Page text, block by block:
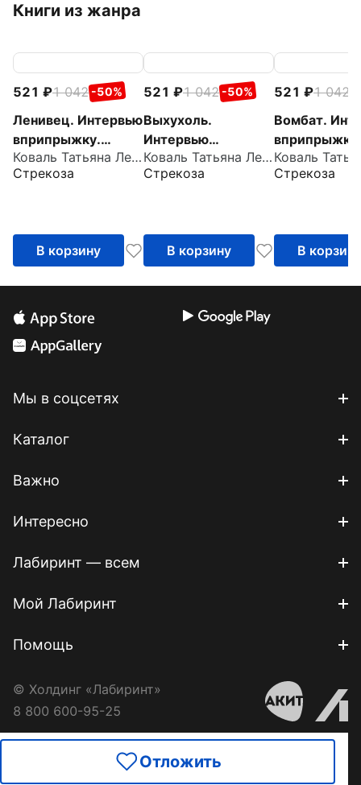
Отложить
Книги из жанра
521 1 042 -50%
Ленивец. Интервью
вприпрыжку.
Репортер
Пружинка
Коваль Татьяна Леонидовна
Стрекоза
В корзину
521 1 042 -50%
Выхухоль.
Интервью
вприпрыжку.
Репортер
Коваль Татьяна Леонидовна
Стрекоза
В корзину
521 1 042
Вомбат.
вприпрыжку.
Репортер
Пружинка
Стрекоза
В корзину
Мы в соцсетях
Каталог
Важно
Интересно
Лабиринт — всем
Мой Лабиринт
Помощь
© Холдинг «Лабиринт»
8 800 600-95-25